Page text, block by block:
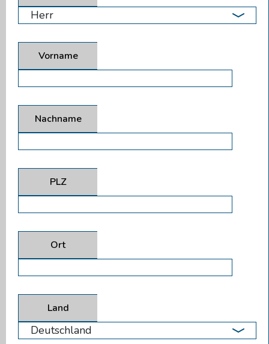
Vorname
Nachname
PLZ
Ort
Land